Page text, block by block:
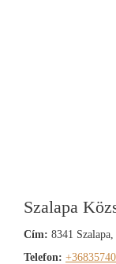
Szalapa
Cím: 8341
Telefon: